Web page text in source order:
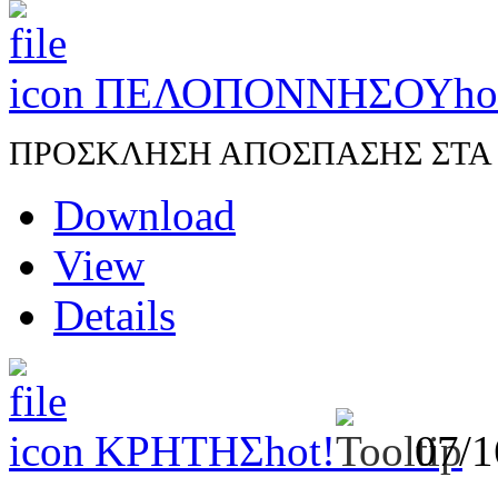
ΠΕΛΟΠΟΝΝΗΣΟΥ
ΠΡΟΣΚΛΗΣΗ ΑΠΟΣΠΑΣΗΣ ΣΤΑ
Download
View
Details
ΚΡΗΤΗΣhot! 07/